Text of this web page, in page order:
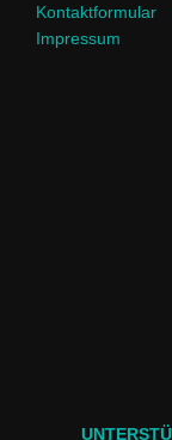
Kontaktformular
Impressum